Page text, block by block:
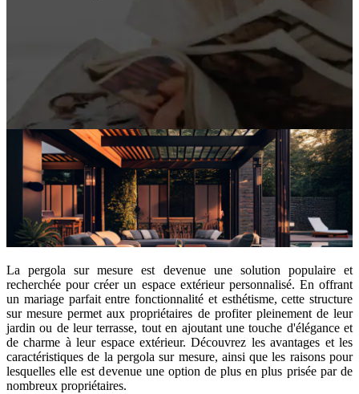
La pergola sur mesure est devenue une solution populaire et
recherchée pour créer un espace extérieur personnalisé. En offrant
un mariage parfait entre fonctionnalité et esthétisme, cette structure
sur mesure permet aux propriétaires de profiter pleinement de leur
jardin ou de leur terrasse, tout en ajoutant une touche d'élégance et
de charme à leur espace extérieur. Découvrez les avantages et les
caractéristiques de la pergola sur mesure, ainsi que les raisons pour
lesquelles elle est devenue une option de plus en plus prisée par de
nombreux propriétaires.